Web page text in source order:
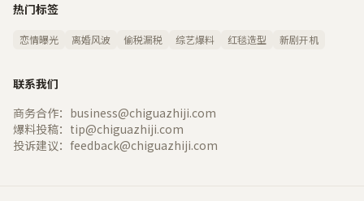
热门标签
恋情曝光 离婚风波 偷税漏税 综艺爆料 红毯造型 新剧开机
联系我们
商务合作：business@chiguazhiji.com
爆料投稿：tip@chiguazhiji.com
投诉建议：feedback@chiguazhiji.com